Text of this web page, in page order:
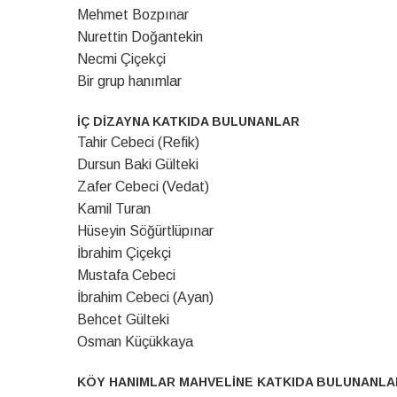
Mehmet Bozpınar
Nurettin Doğantekin
Necmi Çiçekçi
Bir grup hanımlar
İÇ DİZAYNA KATKIDA BULUNANLAR
Tahir Cebeci (Refik)
Dursun Baki Gülteki
Zafer Cebeci (Vedat)
Kamil Turan
Hüseyin Söğürtlüpınar
İbrahim Çiçekçi
Mustafa Cebeci
İbrahim Cebeci (Ayan)
Behcet Gülteki
Osman Küçükkaya
KÖY HANIMLAR MAHVELİNE KATKIDA